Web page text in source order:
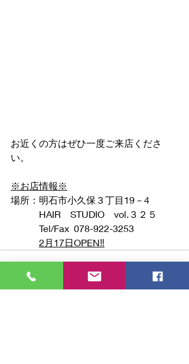
お近くの方はぜひ一度ご来店くださ
い。
※お店情報※
場所：明石市小久保３丁目19－4
HAIR　STUDIO　vol.３２５
Tel/Fax  078-922-3253
2月17日OPEN‼